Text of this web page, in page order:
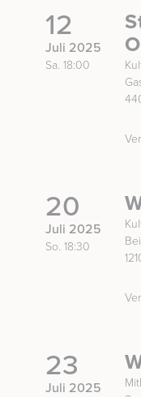
12
Juli 2025
Sa. 18:00
20
Juli 2025
So. 18:30
23
Juli 2025